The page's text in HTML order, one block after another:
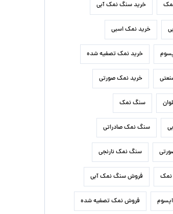
خرید سنگ نمک آبی
خرید نمک اسبی
خرید نمک تصفیه شده
خرید نمک صورتی
سنگ نمک
سنگ نمک صادراتی
سنگ نمک نارنجی
فروش سنگ نمک آبی
فروش نمک تصفیه شده